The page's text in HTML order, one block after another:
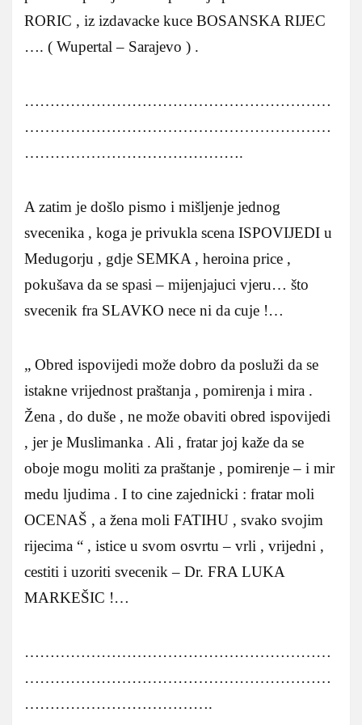
RORIC , iz izdavacke kuce BOSANSKA RIJEC
…. ( Wupertal – Sarajevo ) .
……………………………………………………
……………………………………………………
…………………………………….
A zatim je došlo pismo i mišljenje jednog
svecenika , koga je privukla scena ISPOVIJEDI u
Medugorju , gdje SEMKA , heroina price ,
pokušava da se spasi – mijenjajuci vjeru… što
svecenik fra SLAVKO nece ni da cuje !…
„ Obred ispovijedi može dobro da posluži da se
istakne vrijednost praštanja , pomirenja i mira .
Žena , do duše , ne može obaviti obred ispovijedi
, jer je Muslimanka . Ali , fratar joj kaže da se
oboje mogu moliti za praštanje , pomirenje – i mir
medu ljudima . I to cine zajednicki : fratar moli
OCENAŠ , a žena moli FATIHU , svako svojim
rijecima “ , istice u svom osvrtu – vrli , vrijedni ,
cestiti i uzoriti svecenik – Dr. FRA LUKA
MARKEŠIC !…
……………………………………………………
……………………………………………………
……………………………….